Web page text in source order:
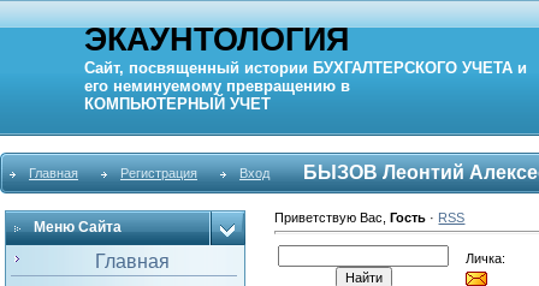
ЭКАУНТОЛОГИЯ
Сайт, посвященный истории БУХГАЛТЕРСКОГО УЧЕТА и
его неминуемому превращению в
КОМПЬЮТЕРНЫЙ УЧЕТ
Главная Регистрация Вход БЫЗОВ Леонтий
Меню Сайта
Главная
Приветствую Вас ,Гость · RSS
Личка: